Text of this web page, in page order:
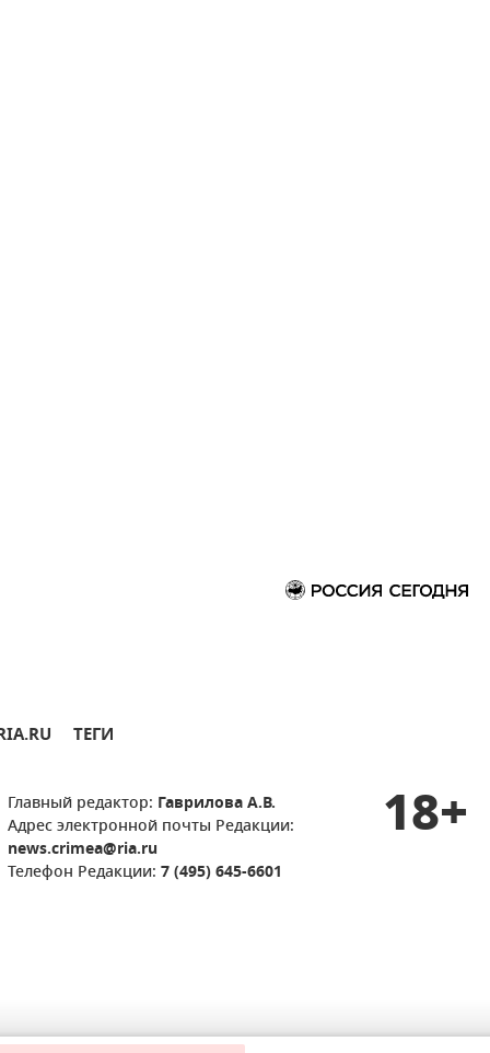
ТЕГИ
Главный редактор: Гаврилова А.В.
Адрес электронной почты Редакции:
news.crimea@ria.ru
Телефон Редакции: 7 (495) 645-6601
18+